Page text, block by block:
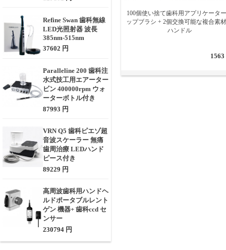
Refine Swan 歯科無線
LED光照射器 波長
385nm-515nm
37602 円
Paralleline 200 歯科注
水式技工用エアーター
ビン 400000rpm ウォ
ーターボトル付き
87993 円
VRN Q5 歯科ピエゾ超
音波スケーラー 無痛
歯周治療 LEDハンド
ピース付き
89229 円
高周波歯科用ハンドヘ
ルドポータブルレント
ゲン 機器+ 歯科ccd セ
ンサー
230794 円
100個使い捨て歯科用アプリケータ
ップブラシ + 2個交換可能な複合素
ハンドル
1563